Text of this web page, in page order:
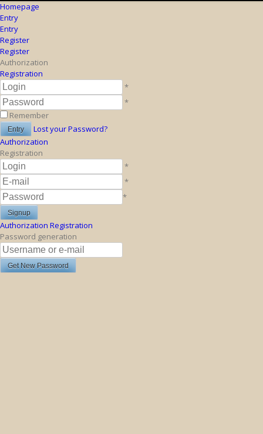
Homepage
Entry
Entry
Register
Register
Authorization
Registration
*
*
Remember
Lost your Password?
Authorization
Registration
*
*
*
Authorization Registration
Password generation